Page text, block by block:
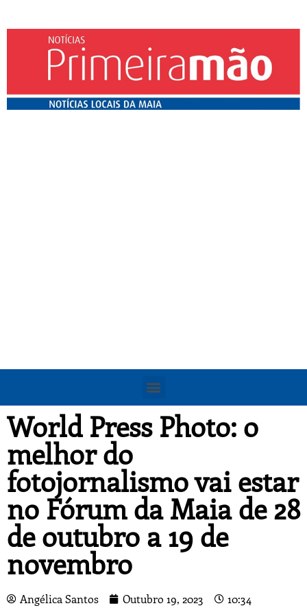
World Press Photo: o
melhor do
fotojornalismo vai estar
no Fórum da Maia de 28
de outubro a 19 de
novembro
Angélica Santos Outubro 19, 2023 10:34